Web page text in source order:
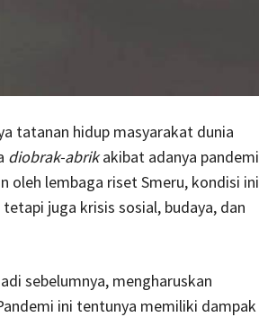
tatanan hidup masyarakat dunia
diobrak-abrikakibat adanya pandemi
oleh lembaga riset Smeru, kondisi ini
juga krisis sosial, budaya, dan
sebelumnya, mengharuskan
ini tentunya memiliki dampak